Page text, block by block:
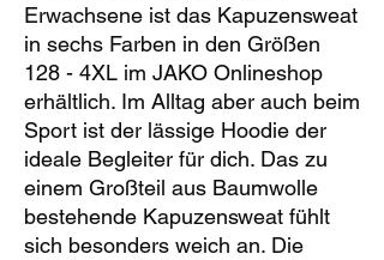
Erwachsene ist das Kapuzensweat
in sechs Farben in den Größen
128 - 4XL im JAKO Onlineshop
erhältlich. Im Alltag aber auch beim
Sport ist der lässige Hoodie der
ideale Begleiter für dich. Das zu
einem Großteil aus Baumwolle
bestehende Kapuzensweat fühlt
sich besonders weich an. Die